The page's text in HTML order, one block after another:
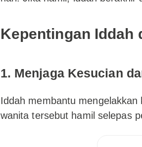
Kepentingan Iddah
1. Menjaga Kesucian
Iddah membantu
wanita tersebut hamil selepas